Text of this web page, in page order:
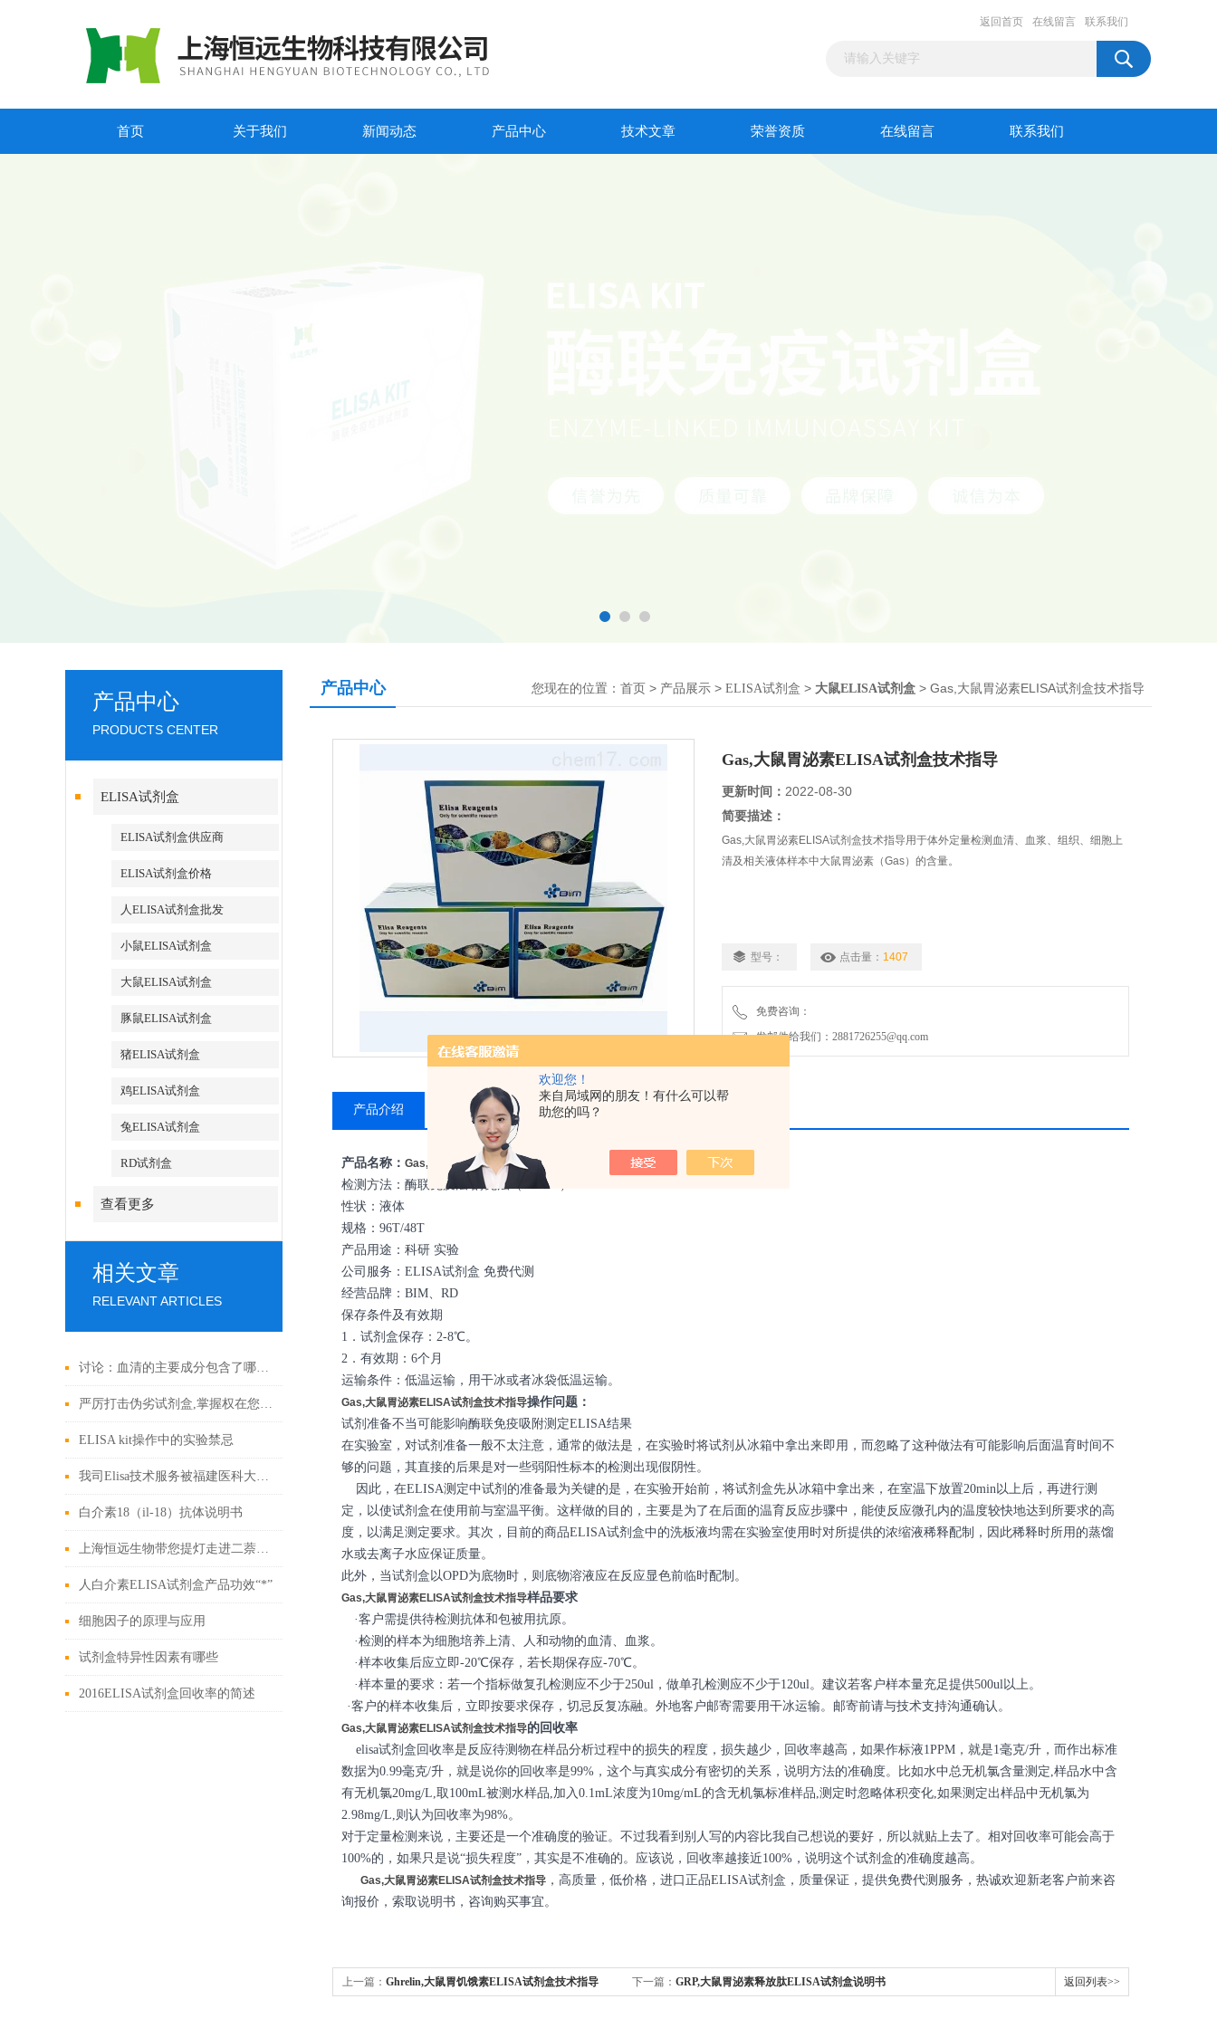
欢迎您！
来自局域网的朋友！有什么可以帮
助您的吗？
返回首页 在线留言 联系我们
首页 关于我们 新闻动态 产品中心 技术文章 荣誉资质 在线留言 联系我们
产品中心
PRODUCTS CENTER
ELISA试剂盒
ELISA试剂盒供应商
ELISA试剂盒价格
人ELISA试剂盒批发
小鼠ELISA试剂盒
大鼠ELISA试剂盒
豚鼠ELISA试剂盒
猪ELISA试剂盒
鸡ELISA试剂盒
兔ELISA试剂盒
RD试剂盒
查看更多
相关文章
RELEVANT ARTICLES
讨论：血清的主要成分包含了哪些?
严厉打击伪劣试剂盒,掌握权在您手上!
ELISA kit操作中的实验禁忌
我司Elisa技术服务被福建医科大学点赞
白介素18（il-18）抗体说明书
上海恒远生物带您提灯走进二萘酚的世界
人白介素ELISA试剂盒产品功效“*”
细胞因子的原理与应用
试剂盒特异性因素有哪些
2016ELISA试剂盒回收率的简述
产品中心 您现在的位置： 首页 > 产品展示 > ELISA试剂盒 > 大鼠ELISA试剂盒 > Gas,大鼠胃泌素ELISA试剂盒技术指导
Gas,大鼠胃泌素ELISA试剂盒技术指导
更新时间： 2022-08-30
简要描述：
Gas,大鼠胃泌素ELISA试剂盒技术指导用于体外定量检测血清、血浆、组织、细胞上
清及相关液体样本中大鼠胃泌素（Gas）的含量。
型号： 点击量： 1407
免费咨询：
发邮件给我们：2881726255@qq.com
产品介绍 相关产品 留言询价
产品名称： Gas,大鼠胃泌素ELISA试剂盒技术指导
检测方法：酶联免疫法/酶免法（ELISA）
性状：液体
规格：96T/48T
产品用途：科研 实验
公司服务：ELISA试剂盒 免费代测
经营品牌：BIM、RD
保存条件及有效期
1．试剂盒保存：2-8℃。
2．有效期：6个月
运输条件：低温运输，用干冰或者冰袋低温运输。
Gas,大鼠胃泌素ELISA试剂盒技术指导操作问题：
试剂准备不当可能影响酶联免疫吸附测定ELISA结果
在实验室，对试剂准备一般不太注意，通常的做法是，在实验时将试剂从冰箱中拿出来即用，而忽略了这种做法有可能影响后面温育时间不
够的问题，其直接的后果是对一些弱阳性标本的检测出现假阴性。
因此，在ELISA测定中试剂的准备最为关键的是，在实验开始前，将试剂盒先从冰箱中拿出来，在室温下放置20min以上后，再进行测
定，以使试剂盒在使用前与室温平衡。这样做的目的，主要是为了在后面的温育反应步骤中，能使反应微孔内的温度较快地达到所要求的高
度，以满足测定要求。其次，目前的商品ELISA试剂盒中的洗板液均需在实验室使用时对所提供的浓缩液稀释配制，因此稀释时所用的蒸馏
水或去离子水应保证质量。
此外，当试剂盒以OPD为底物时，则底物溶液应在反应显色前临时配制。
Gas,大鼠胃泌素ELISA试剂盒技术指导样品要求
·客户需提供待检测抗体和包被用抗原。
·检测的样本为细胞培养上清、人和动物的血清、血浆。
·样本收集后应立即-20℃保存，若长期保存应-70℃。
·样本量的要求：若一个指标做复孔检测应不少于250ul，做单孔检测应不少于120ul。建议若客户样本量充足提供500ul以上。
·客户的样本收集后，立即按要求保存，切忌反复冻融。外地客户邮寄需要用干冰运输。邮寄前请与技术支持沟通确认。
Gas,大鼠胃泌素ELISA试剂盒技术指导的回收率
elisa试剂盒回收率是反应待测物在样品分析过程中的损失的程度，损失越少，回收率越高，如果作标液1PPM，就是1毫克/升，而作出标准
数据为0.99毫克/升，就是说你的回收率是99%，这个与真实成分有密切的关系，说明方法的准确度。比如水中总无机氯含量测定,样品水中含
有无机氯20mg/L,取100mL被测水样品,加入0.1mL浓度为10mg/mL的含无机氯标准样品,测定时忽略体积变化,如果测定出样品中无机氯为
2.98mg/L,则认为回收率为98%。
对于定量检测来说，主要还是一个准确度的验证。不过我看到别人写的内容比我自己想说的要好，所以就贴上去了。相对回收率可能会高于
100%的，如果只是说“损失程度”，其实是不准确的。应该说，回收率越接近100%，说明这个试剂盒的准确度越高。
Gas,大鼠胃泌素ELISA试剂盒技术指导 ，高质量，低价格，进口正品ELISA试剂盒，质量保证，提供免费代测服务，热诚欢迎新老客户前来咨
询报价，索取说明书，咨询购买事宜。
上一篇： Ghrelin,大鼠胃饥饿素ELISA试剂盒技术指导 下一篇： GRP,大鼠胃泌素释放肽ELISA试剂盒说明书 返回列表>>